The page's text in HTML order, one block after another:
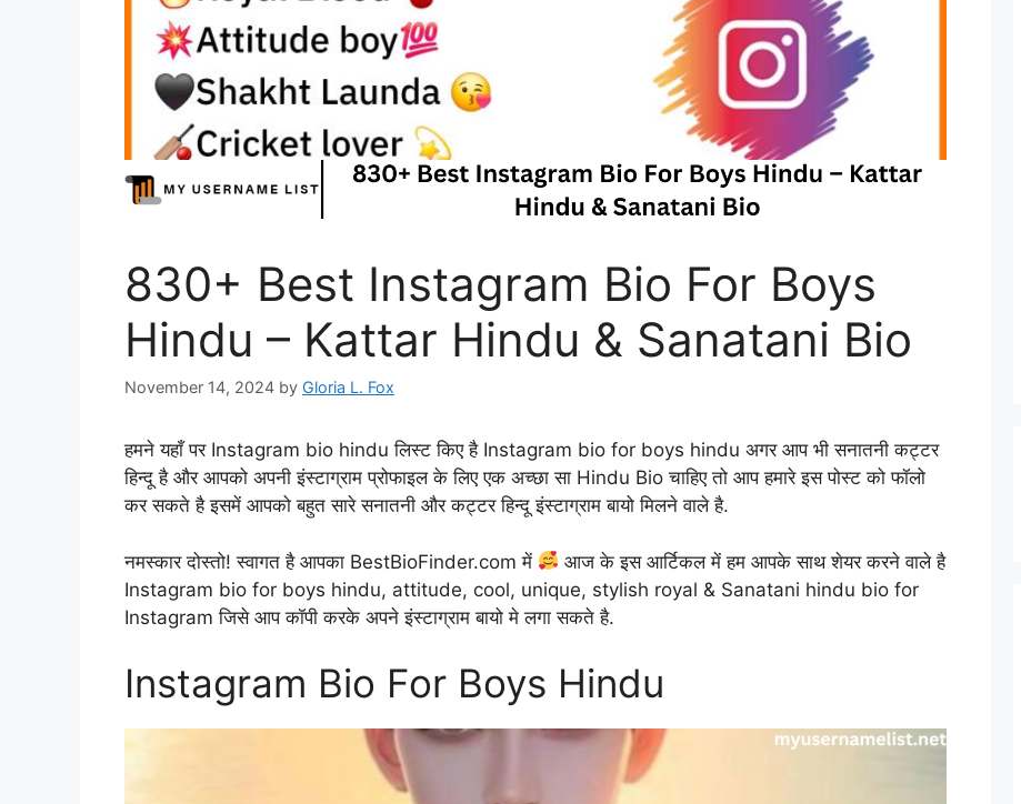
830+ Best Instagram Bio For Boys
Hindu – Kattar Hindu & Sanatani Bio
November 14, 2024 by Gloria L. Fox
हमने यहाँ पर Instagram bio hindu लिस्ट किए है Instagram bio for boys hindu अगर आप भी सनातनी कट्टर
हिन्दू है और आपको अपनी इंस्टाग्राम प्रोफाइल के लिए एक अच्छा सा Hindu Bio चाहिए तो आप हमारे इस पोस्ट को फॉलो
कर सकते है इसमें आपको बहुत सारे सनातनी और कट्टर हिन्दू इंस्टाग्राम बायो मिलने वाले है.
नमस्कार दोस्तो! स्वागत है आपका BestBioFinder.com में
आज के इस आर्टिकल में हम आपके साथ शेयर करने वाले है
Instagram bio for boys hindu, attitude, cool, unique, stylish royal & Sanatani hindu bio for
Instagram जिसे आप कॉपी करके अपने इंस्टाग्राम बायो मे लगा सकते है.
Instagram Bio For Boys Hindu